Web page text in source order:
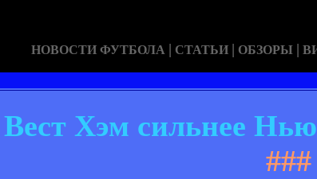
НОВОСТИ ФУТБОЛА | СТАТЬИ | ОБЗОРЫ |
Хэм сильнее
###